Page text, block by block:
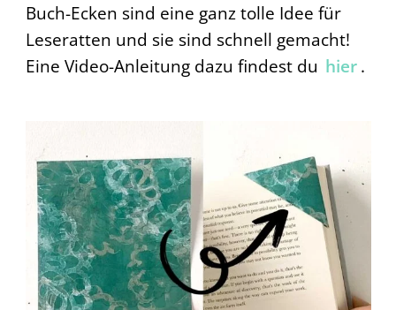
Buch-Ecken sind eine ganz tolle Idee für
Leseratten und sie sind schnell gemacht!
Eine Video-Anleitung dazu findest du hier.